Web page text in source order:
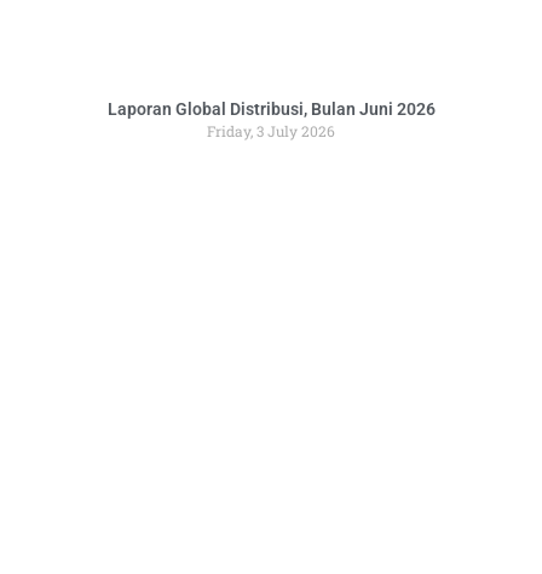
Laporan Global Distribusi, Bulan Juni 2026
Friday, 3 July 2026